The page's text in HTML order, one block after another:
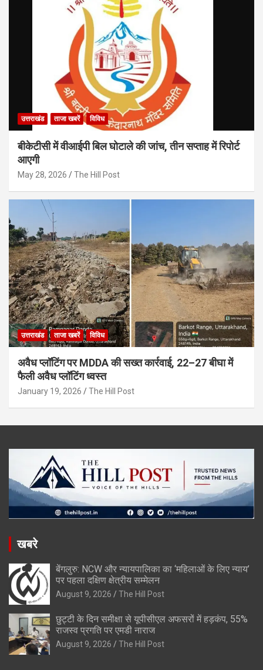
उत्तराखंड ताजा खबरें विविध
बीकेटीसी में वीआईपी बिल घोटाले की जांच, तीन सप्ताह में रिपोर्ट
आएगी
May 28, 2026 The Hill Post
उत्तराखंड ताजा खबरें विविध
अवैध प्लॉटिंग पर MDDA की सख्त कार्रवाई, 22–27 बीघा में
फैली अवैध प्लॉटिंग ध्वस्त
January 19, 2026 The Hill Post
खबरे
बेंगलुरु: NCW और न्यायपालिका का ‘महिलाओं के लिए न्याय’
पर पहला दक्षिण क्षेत्रीय सम्मेलन
August 9, 2026 The Hill Post
छुट्टी के दिन समीक्षा से यूपीसीएल अफसरों में हड़कंप, 55%
राजस्व प्रगति पर एमडी नाराज
August 9, 2026 The Hill Post